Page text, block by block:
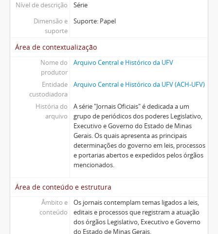
Nível de descrição
Série
Dimensão e
suporte
Suporte: Papel
Área de contextualização
Nome do
produtor
Arquivo Central e Histórico da UFV
Entidade
custodiadora
Arquivo Central e Histórico da UFV (ACH-UFV)
História do
arquivo
A série "Jornais Oficiais" é dedicada a um
grupo de periódicos dos poderes Legislativo,
Executivo e Governo do Estado de Minas
Gerais. Os quais apresenta as principais
determinações do governo em leis, processos
e portarias abertos e expedidos pelos órgãos
mencionados.
Área de conteúdo e estrutura
Âmbito e
conteúdo
Os jornais contemplam temas ligados a leis,
editais e processos que registram a atuação
dos órgãos Legislativo, Executivo e Governo
do Estado de Minas Gerais.